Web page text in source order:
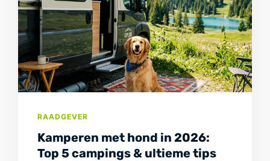
RAADGEVER
Kamperen met hond in 2026:
Top 5 campings & ultieme tips